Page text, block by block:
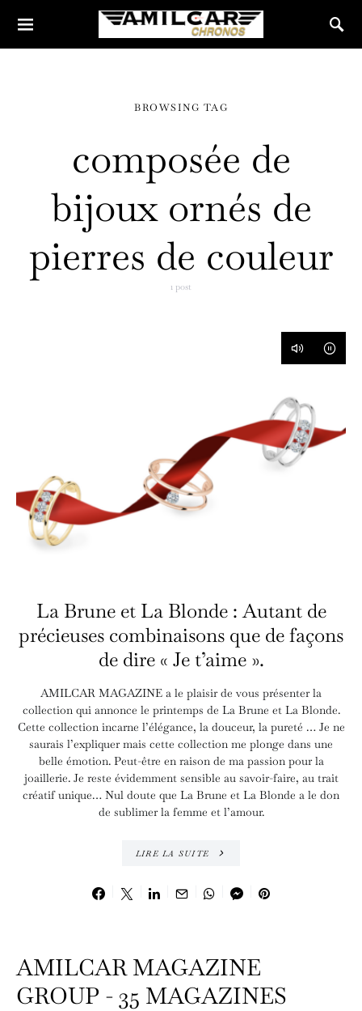
BROWSING TAG
composée de
bijoux ornés de
pierres de couleur
1 post
La Brune et La Blonde : Autant de
précieuses combinaisons que de façons
de dire « Je t’aime ».
AMILCAR MAGAZINE a le plaisir de vous présenter la
collection qui annonce le printemps de La Brune et La Blonde.
Cette collection incarne l’élégance, la douceur, la pureté … Je ne
saurais l’expliquer mais cette collection me plonge dans une
belle émotion. Peut-être en raison de ma passion pour la
joaillerie. Je reste évidemment sensible au savoir-faire, au trait
créatif unique… Nul doute que La Brune et La Blonde a le don
de sublimer la femme et l’amour.
LIRE LA SUITE
AMILCAR MAGAZINE
GROUP - 35 MAGAZINES